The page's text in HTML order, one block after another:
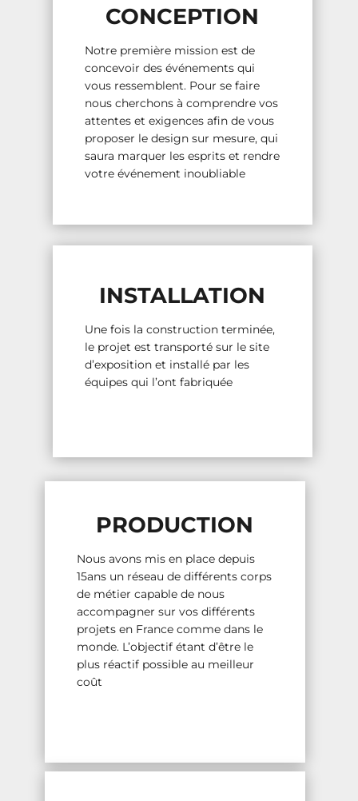
CONCEPTION
Notre première mission est de
concevoir des événements qui
vous ressemblent. Pour se faire
nous cherchons à comprendre vos
attentes et exigences afin de vous
proposer le design sur mesure, qui
saura marquer les esprits et rendre
votre événement inoubliable
INSTALLATION
Une fois la construction terminée,
le projet est transporté sur le site
d’exposition et installé par les
équipes qui l’ont fabriquée
PRODUCTION
Nous avons mis en place depuis
15ans un réseau de différents corps
de métier capable de nous
accompagner sur vos différents
projets en France comme dans le
monde. L’objectif étant d’être le
plus réactif possible au meilleur
coût